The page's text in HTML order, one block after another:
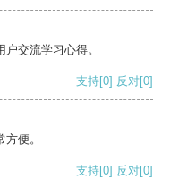
交流学习心得。
支持[0] 反对[0]
便。
支持[0] 反对[0]